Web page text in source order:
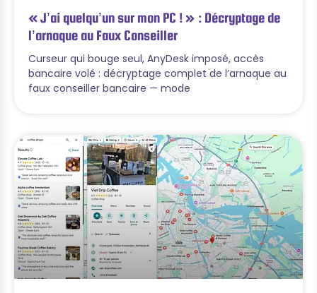
« J’ai quelqu’un sur mon PC ! » : Décryptage de
l’arnaque au Faux Conseiller
Curseur qui bouge seul, AnyDesk imposé, accès
bancaire volé : décryptage complet de l’arnaque au
faux conseiller bancaire — mode